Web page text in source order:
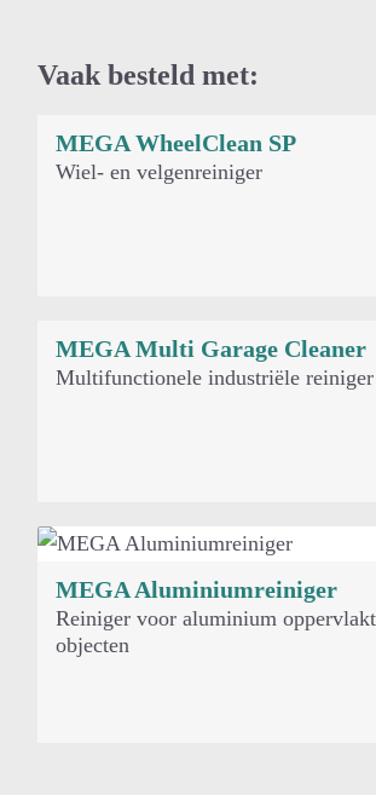
Vaak besteld met:
Je zou ook kunnen houden van …
MEGA WheelClean SP
Wiel- en velgenreiniger
MEGA Multi Garage Cleaner
Multifunctionele industriële reiniger
MEGA Aluminiumreiniger
Reiniger voor aluminium
objecten